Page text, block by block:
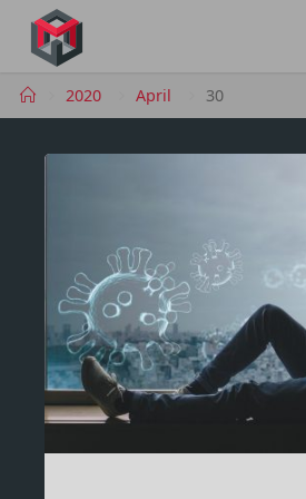
content
Home2020 April 30